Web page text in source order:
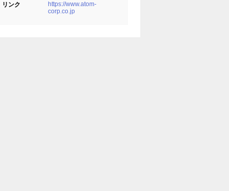
リンク
https://www.atom-
corp.co.jp